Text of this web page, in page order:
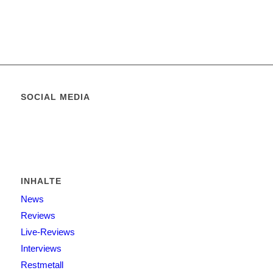
SOCIAL MEDIA
INHALTE
News
Reviews
Live-Reviews
Interviews
Restmetall